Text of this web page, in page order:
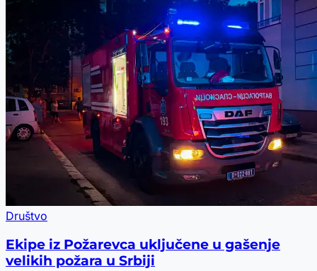
Društvo
Ekipe iz Požarevca uključene u gašenje
velikih požara u Srbiji